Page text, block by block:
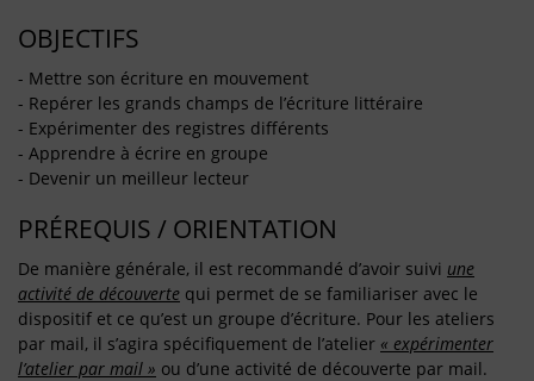
OBJECTIFS
- Mettre son écriture en mouvement
- Repérer les grands champs de l’écriture littéraire
- Expérimenter des registres différents
- Apprendre à écrire en groupe
- Devenir un meilleur lecteur
PRÉREQUIS / ORIENTATION
De manière générale, il est recommandé d’avoir suivi une
activité de découverte qui permet de se familiariser avec le
dispositif et ce qu’est un groupe d’écriture. Pour les ateliers
par mail, il s’agira spécifiquement de l’atelier « expérimenter
l’atelier par mail » ou d’une activité de découverte par mail.